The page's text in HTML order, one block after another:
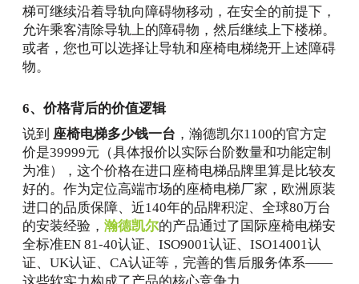
梯可继续沿着导轨向障碍物移动，在安全的前提下，
允许乘客清除导轨上的障碍物，然后继续上下楼梯。
或者，您也可以选择让导轨和座椅电梯绕开上述障碍
物。
6、价格背后的价值逻辑
说到 座椅电梯多少钱一台 ，瀚德凯尔1100的官方定
价是39999元（具体报价以实际台阶数量和功能定制
为准），这个价格在进口座椅电梯品牌里算是比较友
好的。作为定位高端市场的座椅电梯厂家，欧洲原装
进口的品质保障、近140年的品牌积淀、全球80万台
的安装经验， 瀚德凯尔的产品通过了国际座椅电梯安
全标准EN 81-40认证、ISO9001认证、ISO14001认
证、UK认证、CA认证等，完善的售后服务体系——